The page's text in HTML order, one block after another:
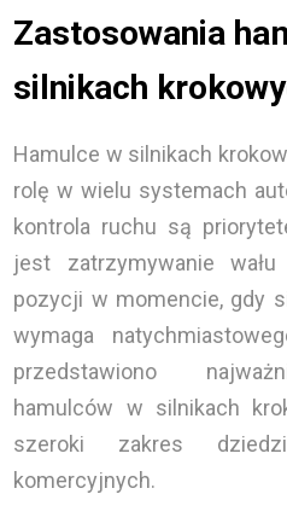
Zastosowania
silnikach
Hamulce w silnikach
rolę w wielu systemach
kontrola ruchu są
jest zatrzymywanie
pozycji w momencie, gdy
wymaga
przedstawiono
hamulców w silnikach
szeroki zakres
komercyjnych.